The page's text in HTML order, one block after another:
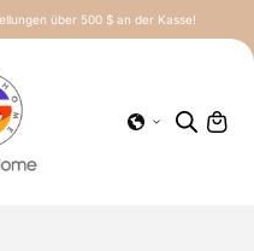
über 500 $ an der Kasse!